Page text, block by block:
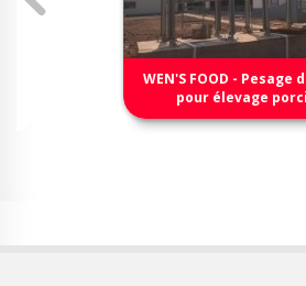
WEN'S FOOD - Pesage
pour élevage